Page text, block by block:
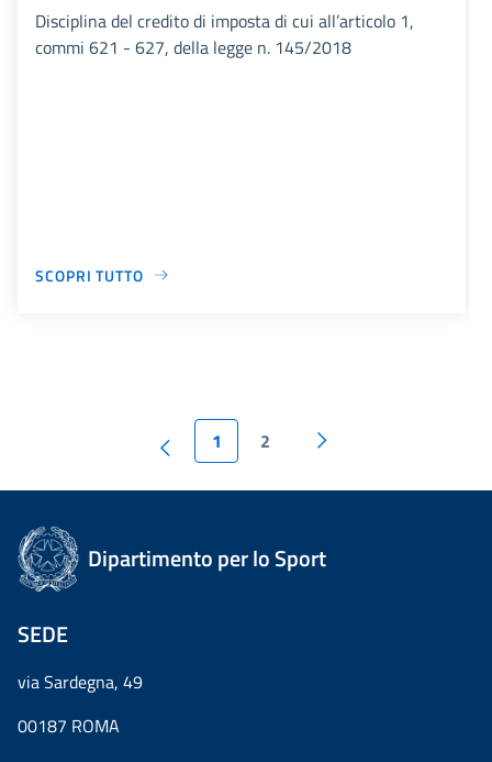
Disciplina del credito di imposta di cui all’articolo 1,
commi 621 - 627, della legge n. 145/2018
SCOPRI TUTTO
1 2
Dipartimento per lo Sport
SEDE
via Sardegna, 49
00187 ROMA